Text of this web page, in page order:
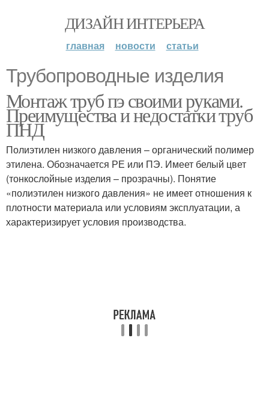
ДИЗАЙН ИНТЕРЬЕРА
главная новости статьи
Трубопроводные изделия
Монтаж труб пэ своими руками.
Преимущества и недостатки труб
ПНД
Полиэтилен низкого давления – органический полимер
этилена. Обозначается РЕ или ПЭ. Имеет белый цвет
(тонкослойные изделия – прозрачны). Понятие
«полиэтилен низкого давления» не имеет отношения к
плотности материала или условиям эксплуатации, а
характеризирует условия производства.